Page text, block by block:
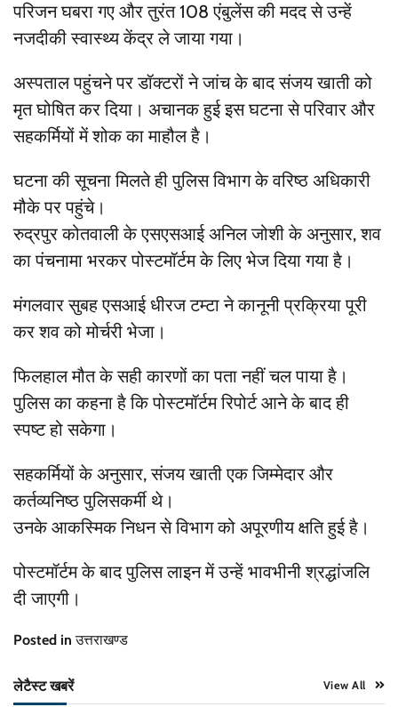
परिजन घबरा गए और तुरंत 108 एंबुलेंस की मदद से उन्हें
नजदीकी स्वास्थ्य केंद्र ले जाया गया।
अस्पताल पहुंचने पर डॉक्टरों ने जांच के बाद संजय खाती को
मृत घोषित कर दिया। अचानक हुई इस घटना से परिवार और
सहकर्मियों में शोक का माहौल है।
घटना की सूचना मिलते ही पुलिस विभाग के वरिष्ठ अधिकारी
मौके पर पहुंचे।
रुद्रपुर कोतवाली के एसएसआई अनिल जोशी के अनुसार, शव
का पंचनामा भरकर पोस्टमॉर्टम के लिए भेज दिया गया है।
मंगलवार सुबह एसआई धीरज टम्टा ने कानूनी प्रक्रिया पूरी
कर शव को मोर्चरी भेजा।
फिलहाल मौत के सही कारणों का पता नहीं चल पाया है।
पुलिस का कहना है कि पोस्टमॉर्टम रिपोर्ट आने के बाद ही
स्पष्ट हो सकेगा।
सहकर्मियों के अनुसार, संजय खाती एक जिम्मेदार और
कर्तव्यनिष्ठ पुलिसकर्मी थे।
उनके आकस्मिक निधन से विभाग को अपूरणीय क्षति हुई है।
पोस्टमॉर्टम के बाद पुलिस लाइन में उन्हें भावभीनी श्रद्धांजलि
दी जाएगी।
Posted inउत्तराखण्ड
लेटैस्ट खबरें View All